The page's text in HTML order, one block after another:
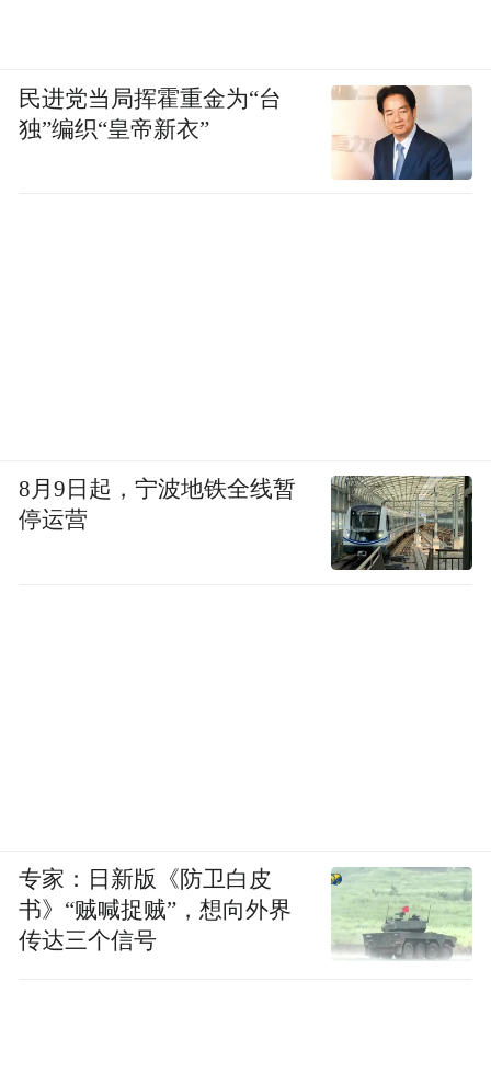
民进党当局挥霍重金为“台
独”编织“皇帝新衣”
8月9日起，宁波地铁全线暂
停运营
专家：日新版《防卫白皮
书》“贼喊捉贼”，想向外界
传达三个信号